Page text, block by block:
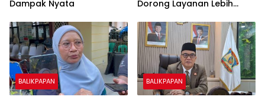
Dampak Nyata
Dorong Layanan Lebih
Biaya Warga
BALIKPAPAN BALIKPAPAN